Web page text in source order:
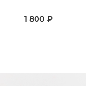
1 800 ₽